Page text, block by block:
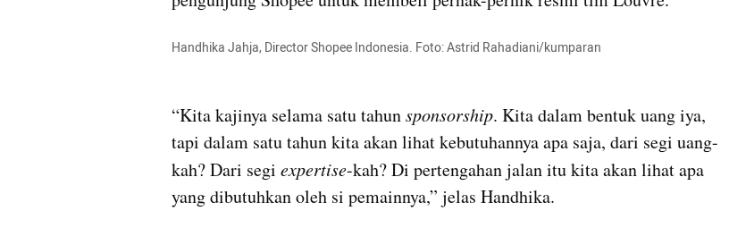
Handhika Jahja, Director Shopee Indonesia. Foto: Astrid Rahadiani/kumparan
“Kita kajinya selama satu tahun sponsorship. Kita dalam bentuk uang iya,
tapi dalam satu tahun kita akan lihat kebutuhannya apa saja, dari segi uang-
kah? Dari segi expertise-kah? Di pertengahan jalan itu kita akan lihat apa
yang dibutuhkan oleh si pemainnya,” jelas Handhika.